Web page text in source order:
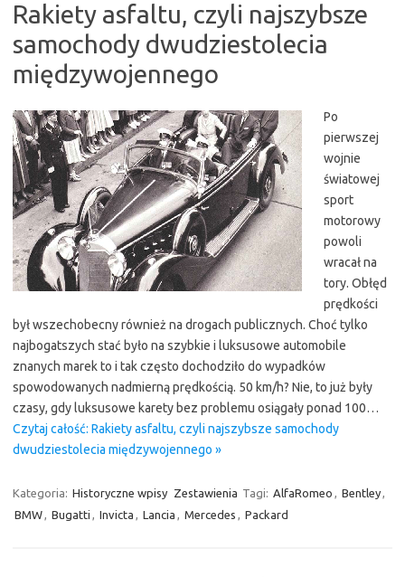
Rakiety asfaltu, czyli najszybsze
samochody dwudziestolecia
międzywojennego
Po
pierwszej
wojnie
światowej
sport
motorowy
powoli
wracał na
tory. Obłęd
prędkości
był wszechobecny również na drogach publicznych. Choć tylko
najbogatszych stać było na szybkie i luksusowe automobile
znanych marek to i tak często dochodziło do wypadków
spowodowanych nadmierną prędkością. 50 km/h? Nie, to już były
czasy, gdy luksusowe karety bez problemu osiągały ponad 100…
Czytaj całość: Rakiety asfaltu, czyli najszybsze samochody
dwudziestolecia międzywojennego »
Kategoria: Historyczne wpisy Zestawienia Tagi: AlfaRomeo , Bentley,
BMW, Bugatti , Invicta , Lancia , Mercedes , Packard